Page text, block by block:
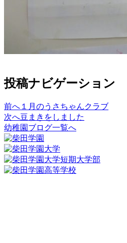
投稿ナビゲーション
前へ １月のうさちゃんクラブ
次へ豆まきをしました
幼稚園ブログ一覧へ